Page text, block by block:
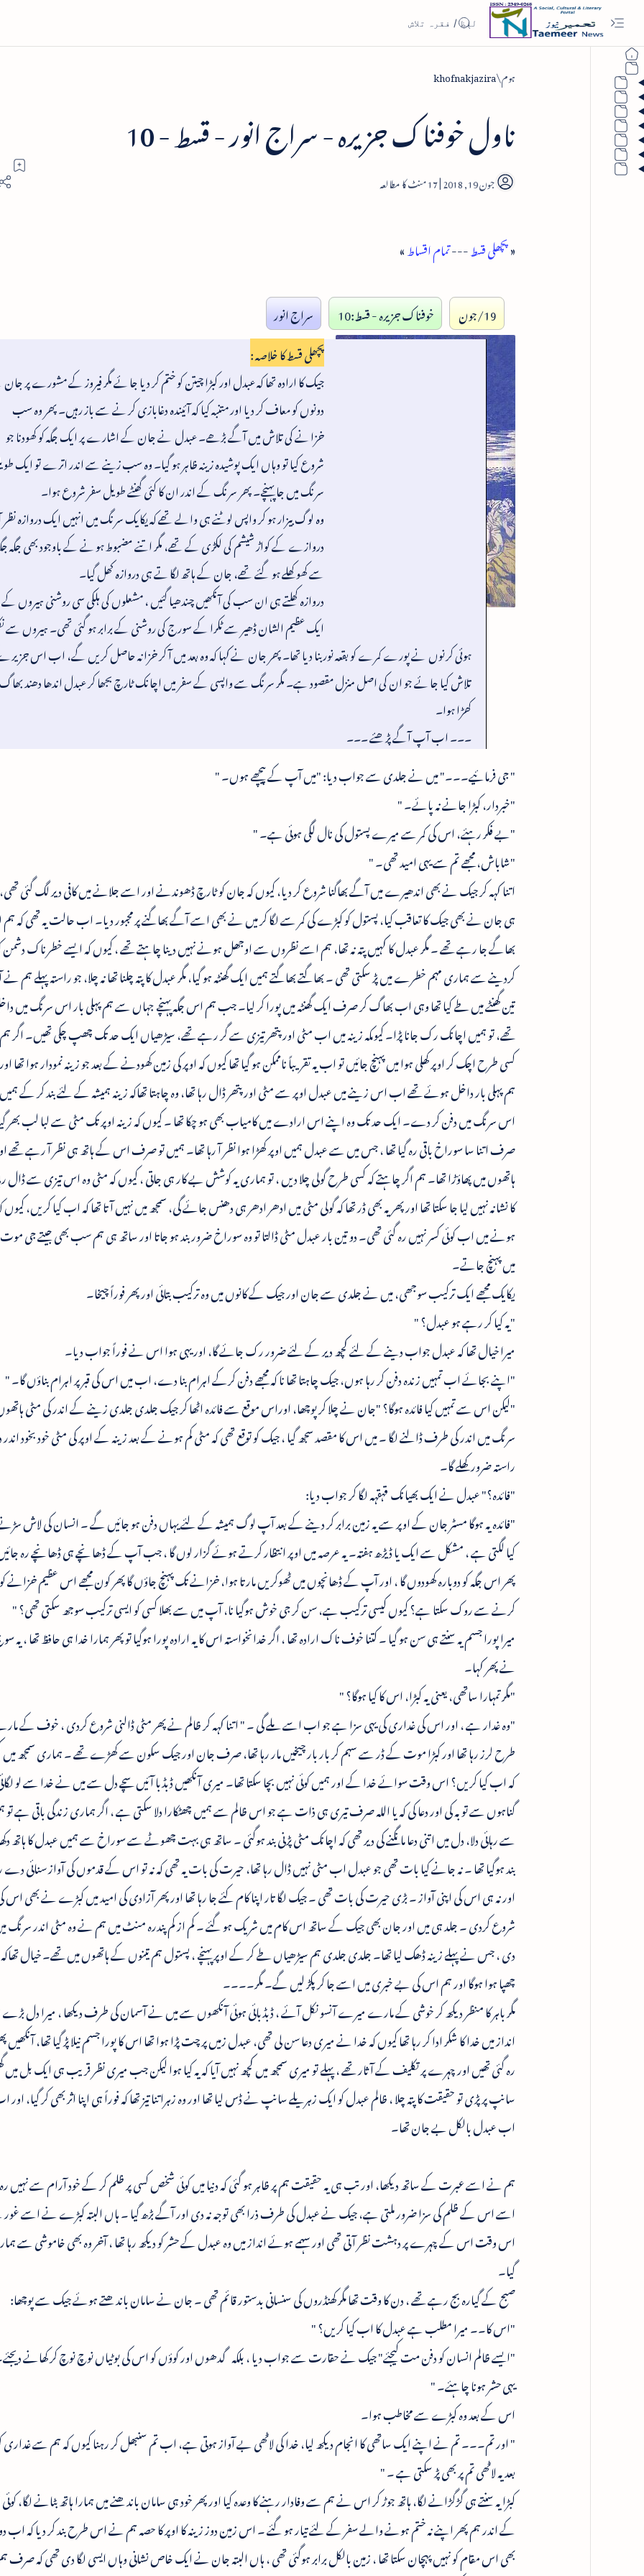
ہوم khofnakjazira
ناول خوفناک جزیرہ - سراج انور - قسط - 10
17
«پچھلی قسط---تمام اقساط»
19/جون خوفناک جزیرہ - قسط:10 سراج انور
پچھلی قسط کا خلاصہ :
جیک کا ارادہ تھا کہ عبدل اور کبڑا چیتن کو ختم کر دیا جائے مگر فیروز کے مشورے پر
دونوں کو معاف کر دیا اور متنبہ کیا کہ آئیندہ دغابازی کرنے سے باز رہیں۔ پھر وہ سب
خزانے کی تلاش میں آگے بڑھے۔ عبدل نے جان کے اشارے پر ایک جگہ کو کھودنا جو
شروع کیا تو وہاں ایک پوشیدہ زینہ ظاہر ہو گیا۔ وہ سب زینے سے اندر اترے تو ایک
سرنگ میں جا پہنچے۔ پھر سرنگ کے اندر ان کا کئی گھنٹے طویل سفر شروع ہوا۔
وہ لوگ بیزار ہو کر واپس لوٹنے ہی والے تھے کہ یکایک سرنگ میں انہیں ایک دروازہ نظر
دروازے کے کواڑ شیشم کی لکڑی کے تھے، مگر اتنے مضبوط ہونے کے باوجود بھی جگہ
سے کھوکھلے ہو گئے تھے، جان کے ہاتھ لگاتے ہی دروازہ کھل گیا۔
دروازہ کھلتے ہی ان سب کی آنکھیں چندھیا گئیں ، مشعلوں کی ہلکی سی روشنی ہیروں کے
ایک عظیم الشان ڈھیر سے ٹکرا کے سورج کی روشنی کے برابر ہو گئی تھی۔ ہیروں سے
ہوئی کرنوں نے پورے کمرے کو بقعہ نور بنا دیا تھا۔ پھر جان نے کہا کہ وہ بعد میں آ کر خزانہ حاصل کریں گے، اب اس
تلاش کیا جائے جو ان کی اصل منزل مقصود ہے۔ مگر سرنگ سے واپسی کے سفر میں اچانک ٹارچ بجھا کر عبدل اندھا دھند بھاگ
کھڑا ہوا۔
۔۔۔ اب آپ آگے پڑھئے ۔۔۔
" جی فرمائیے۔۔۔" میں نے جلدی سے جواب دیا: "میں آپ کے پیچھے ہوں۔ "
"خبردار، کبڑا جانے نہ پائے۔ "
"بے فکر رہئے، اس کی کمر سے میرے پستول کی نال لگی ہوئی ہے۔ "
"شاباش، مجھے تم سے یہی امید تھی۔ "
اتنا کہہ کر جیک نے بھی اندھیرے میں آگے بھاگنا شروع کر دیا، کیوں کہ جان کو ٹارچ ڈھوندنے اور اسے جلانے میں کافی دیر لگ گئی
ہی جان نے بھی جیک کا تعاقب کیا، پستول کو کبڑے کی کمر سے لگا کر میں نے بھی اسے آگے بھاگنے پر مجبور دیا۔ اب حالت یہ تھی کہ ہم
بھاگے جا رہے تھے ۔ مگر عبدل کا کہیں پتہ نہ تھا، ہم اسے نظروں سے اوجھل ہونے نہیں دینا چاہتے تھے ، کیوں کہ ایسے خطرناک دشمن
کردینے سے ہماری مہم خطرے میں پڑ سکتی تھی ۔ بھاگتے بھاگتے ہمیں ایک گھنٹہ ہو گیا، مگر عبدل کا پتہ چلنا تھا نہ چلا، جو راستہ پہلے ہم
تین گھنٹے میں طے کیا تھا وہی اب بھاگ کر صرف ایک گھنٹہ میں پورا کر لیا۔ جب ہم اس جگہ پہنچے جہاں سے ہم پہلی بار اس سرنگ میں
تھے، تو ہمیں اچانک رک جانا پڑا۔ کیوںکہ زینہ میں اب مٹی اور پتھر تیزی سے گر رہے تھے، سیڑھیاں ایک حد تک چھپ چکی تھیں۔ اگر
کسی طرح اچک کر اوپر کھلی ہوا میں پہنچ جائیں تو اب یہ تقریباً ناممکن ہو گیا تھا کیوں کہ اوپر کی زمین کھودنے کے بعد جو زینہ نمودار ہوا تھا
ہم پہلی بار داخل ہوئے تھے اب اس زینے میں عبدل اوپر سے مٹی اور پتھر ڈال رہا تھا، وہ چاہتا تھاکہ زینہ ہمیشہ کے لئے بند کر کے
اس سرنگ میں دفن کر دے۔ ایک حد تک وہ اپنے اس ارادے میں کامیاب بھی ہو چکا تھا ۔ کیوں کہ زینہ اوپر تک مٹی سے لبا لب بھر
صرف اتنا سا سوراخ باقی رہ گیا تھا ، جس میں سے عبدل ہمیں اوپر کھڑا ہوا نظر آ رہا تھا۔ ہمیں تو صرف اس کے ہاتھ ہی نظر آ رہے تھے
ہاتھوں میں پھاؤڑا تھا۔ ہم اگر چاہتے کہ کسی طرح گولی چلا دیں ، تو ہماری یہ کوشش بے کار ہی جاتی ، کیوں کہ مٹی وہ اس تیزی سے ڈال رہا
کا نشانہ نہیں لیا جا سکتا تھا اور پھر یہ بھی ڈر تھا کہ گولی مٹی میں ادھر ادھر ہی دھنس جائے گی، سمجھ میں نہیں آتا تھا کہ اب کیا کریں،
ہونے میں اب کوئی کسر نہیں رہ گئی تھی۔ دو تین بار عبدل مٹی ڈالتا تو وہ سوراخ ضرور بند ہو جاتا اور ساتھ ہی ہم سب بھی جیتے جی
میں پہنچ جاتے۔
یکایک مجھے ایک ترکیب سوجھی، میں نے جلدی سے جان اور جیک کے کانوں میں وہ ترکیب بتائی اور پھر فوراً چیخا۔
"یہ کیا کر رہے ہو عبدل؟ "
میرا خیال تھا کہ عبدل جواب دینے کے لئے کچھ دیر کے لئے ضرور رک جائے گا، اور یہی ہوا اس نے فوراً جواب دیا۔
"اپنے بجائے اب تمہیں زندہ دفن کر رہا ہوں، جیک چاہتا تھا نا کہ مجھے دفن کرکے اہرام بنا دے، اب میں اس کی قبر پر اہرام بناؤں گا۔ "
"لیکن اس سے تمہیں کیا فائدہ ہوگا؟ "جان نے چلا کر پوچھا، اوراس موقع سے فائدہ اٹھا کر جیک جلدی جلدی زینے کے اندر کی مٹی
سرنگ میں اندر کی طرف ڈالنے لگا ۔ میں اس کا مقصد سجھ گیا ، جیک کو توقع تھی کہ مٹی کم ہونے کے بعد زینہ کے اوپر کی مٹی خود بخود اندر
راستہ ضرور کھلے گا۔
"فائدہ؟" عبدل نے ایک بھیانک قہقہہ لگا کر جواب دیا:
"فائدہ یہ ہوگا مسٹر جان کے اوپر سے یہ زمین برابر کر دینے کے بعد آپ لوگ ہمیشہ کے لئے یہاں دفن ہو جائیں گے ۔ انسان کی لاش
کیا لگتی ہے ، مشکل سے ایک یا ڈیڑھ ہفتہ۔ یہ عرصہ میں اوپر انتظار کرتے ہوئے گزار لوں گا ، جب آپ کے ڈھانچے ہی ڈھانچے رہ
پھر اس جگہ کو دوبارہ کھودوں گا ، اور آپ کے ڈھانچوں میں ٹھوکریں مارتا ہوا، خزانے تک پہنچ جاؤں گا پھر کون مجھے اس عظیم
کرنے سے روک سکتا ہے؟ کیوں کیسی ترکیب ہے، سن کر جی خوش ہوگیا نا، آپ میں سے بھلا کسی کو ایسی ترکیب سوجھ سکتی تھی؟ "
میرا پورا جسم یہ سنتے ہی سن ہو گیا ۔ کتنا خوف ناک ارادہ تھا ، اگر خدانخواستہ اس کا یہ ارادہ پورا ہوگیا تو پھر ہمارا خدا ہی حافظ تھا ، یہ
نے پھر کہا۔
"مگر تمہارا ساتھی، یعنی یہ کبڑا، اس کا کیا ہوگا؟ "
"وہ غدار ہے ، اور اس کی غداری کی یہی سزا ہے جو اب اسے ملے گی ۔ " اتنا کہہ کر ظالم نے پھر مٹی ڈالنی شروع کردی ، خوف کے
طرح لرز رہا تھا اور کبڑا موت کے ڈر سے سہم کر بار بار چیخیں مار رہا تھا، صرف جان اور جیک سکون سے کھڑے تھے ۔ ہماری سمجھ میں
کہ اب کیا کریں؟ اس وقت سوائے خدا کے اور ہمیں کوئی نہیں بچا سکتا تھا۔ میری آنکھیں ڈبڈبا آئیں سچے دل سے میں نے خدا سے لو
گناہوں سے توبہ کی اور دعا کی کہ یا اللہ صرف تیری ہی ذات ہے جو اس ظالم سے ہمیں چھٹکارا دلا سکتی ہے ، اگر ہماری زندگی باقی ہے
سے رہائی دلا، دل میں اتنی دعا مانگنے کی دیر تھی کہ اچانک مٹی پڑنی بند ہوگئی ۔ ساتھ ہی بہت چھوٹے سے سوراخ سے ہمیں عبدل کا ہاتھ
بند ہوگیا تھا ۔ نہ جانے کیا بات تھی جو عبدل اب مٹی نہیں ڈال رہا تھا، حیرت کی بات یہ تھی کہ نہ تو اس کے قدموں کی آواز سنائی
اور نہ ہی اس کی اپنی آواز ۔ بڑی حیرت کی بات تھی ۔ جیک لگا تار اپنا کام کئے جا رہا تھا اور پھر آزادی کی امید میں کبڑے نے بھی اس
شروع کردی ۔ جلد ہی میں اور جان بھی جیک کے ساتھ اس کام میں شریک ہو گئے ۔ کم از کم پندرہ منٹ میں ہم نے وہ مٹی اندر سرنگ
دی ، جس نے پہلے زینہ ڈھک لیا تھا۔ جلدی جلدی ہم سیڑھیاں طے کر کے اوپر پہنچے ، پستول ہم تینوں کے ہاتھوں میں تھے۔ خیال
چھپا ہوا ہوگا اور ہم اس کی بے خبری میں اسے جا کر پکڑ لیں گے۔ مگر۔۔۔۔
مگر باہر کا منظر دیکھ کر خوشی کے مارے میرے آنسو نکل آئے ، ڈبڈبائی ہوئی آنکھوں سے میں نے آسمان کی طرف دیکھا ، میرا دل
انداز میں خدا کا شکر ادا کر رہا تھا کیوں کہ خدا نے میری دعا سن لی تھی، عبدل زمیں پر چت پڑا ہوا تھا اس کا پورا جسم نیلا پڑ گیا تھا، آنکھیں
رہ گئی تھیں اور چہرے پر تکلیف کے آثار تھے ، پہلے تو میری سمجھ میں کچھ نہیں آیا کہ یہ کیا ہوا لیکن جب میری نظر قریب ہی ایک بل
سانپ پر پڑی تو حقیقت کا پتہ چلا ، ظالم عبدل کو ایک زہریلے سانپ نے ڈس لیا تھا اور وہ زہرا تنا تیز تھا کہ فوراً ہی اپنا اثر بھی کر
اب عبدل بالکل بے جان تھا۔
ہم نے اسے عبرت کے ساتھ دیکھا، اور تب ہی یہ حقیقت ہم پر ظاہر ہو گئی کہ دنیا میں کوئی شخص کسی پر ظلم کر کے خود آرام سے نہیں
اسے اس کے ظلم کی سزا ضرور ملتی ہے، جیک نے عبدل کی طرف ذرا بھی توجہ نہ دی اور آگے بڑھ گیا ۔ ہاں البتہ کبڑے نے اسے غور
اس وقت اس کے چہرے پر دہشت نظر آتی تھی اور سہمے ہوئے انداز میں وہ عبدل کے حشر کو دیکھ رہا تھا ، آخر وہ بھی خاموشی سے
گیا۔
صبح کے گیارہ بج رہے تھے ، دن کا وقت تھا مگر کھنڈروں کی سنسانی بدستور قائم تھی ۔ جان نے سامان باندھتے ہوئے جیک سے پوچھا:
"اس کا۔۔ میرا مطلب ہے عبدل کا اب کیا کریں؟ "
"ایسے ظالم انسان کو دفن مت کیجئے" جیک نے حقارت سے جواب دیا ، بلکہ گدھوں اور کوؤں کو اس کی بوٹیاں نوچ نوچ کر کھانے
یہی حشر ہونا چاہئے۔ "
اس کے بعد وہ کبڑے سے مخاطب ہوا۔
" اور تم۔۔۔ تم نے اپنے ایک ساتھی کا انجام دیکھ لیا، خدا کی لاٹھی بے آواز ہوتی ہے، اب تم سنبھل کر رہنا کیوں کہ ہم سے
بعد یہ لاٹھی تم پر بھی پڑ سکتی ہے ۔ "
کبڑا یہ سنتے ہی گڑگڑانے لگا، ہاتھ جوڑ کر اس نے ہم سے وفادار رہنے کا وعدہ کیا اور پھر خود ہی سامان باندھنے میں ہمارا ہاتھ بٹانے لگا،
کے اندر ہم پھر اپنے نہ ختم ہونے والے سفر کے لئے تیار ہو گئے ۔ اس زمین دوز زینہ کا اوپر کا حصہ ہم نے اس طرح بند کر دیا کہ اب
بھی اس مقام کو نہیں پہچان سکتا تھا ، زمین بالکل برابر ہوگئی تھی ، ہاں البتہ جان نے ایک خاص نشانی وہاں ایسی لگا دی تھی کہ